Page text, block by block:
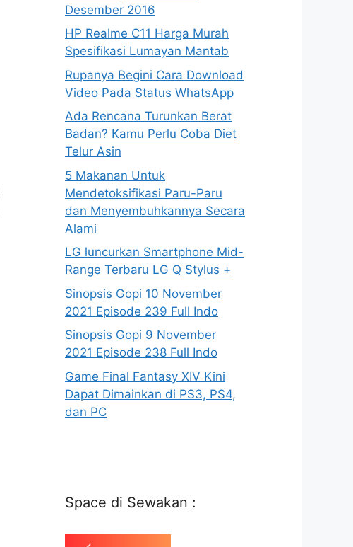
Desember 2016
HP Realme C11 Harga Murah
Spesifikasi Lumayan Mantab
Rupanya Begini Cara Download
Video Pada Status WhatsApp
Ada Rencana Turunkan Berat
Badan? Kamu Perlu Coba Diet
Telur Asin
5 Makanan Untuk
Mendetoksifikasi Paru-Paru
dan Menyembuhkannya Secara
Alami
LG luncurkan Smartphone Mid-
Range Terbaru LG Q Stylus +
Sinopsis Gopi 10 November
2021 Episode 239 Full Indo
Sinopsis Gopi 9 November
2021 Episode 238 Full Indo
Game Final Fantasy XIV Kini
Dapat Dimainkan di PS3, PS4,
dan PC
Space di Sewakan :